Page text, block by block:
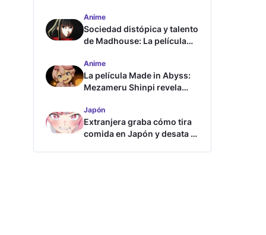
Anime
Sociedad distópica y talento
de Madhouse: La película
tráiler
Anime
La película Made in Abyss:
Mezameru Shinpi revela
Japón
Extranjera graba cómo tira
comida en Japón y desata la